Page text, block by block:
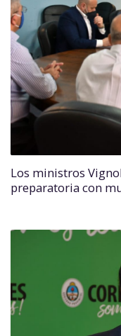
Los ministros
preparatoria con